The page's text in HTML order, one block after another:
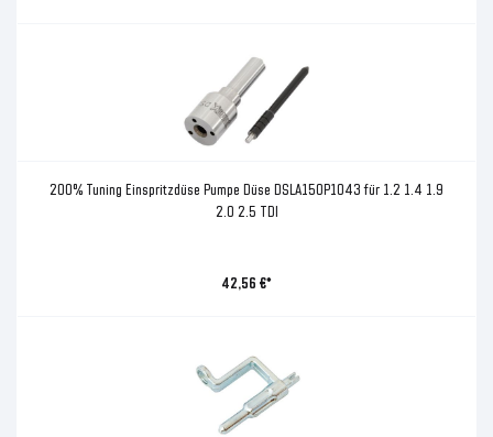
200% Tuning Einspritzdüse Pumpe Düse DSLA150P1043 für 1.2 1.4 1.9
2.0 2.5 TDI
42,56 €*